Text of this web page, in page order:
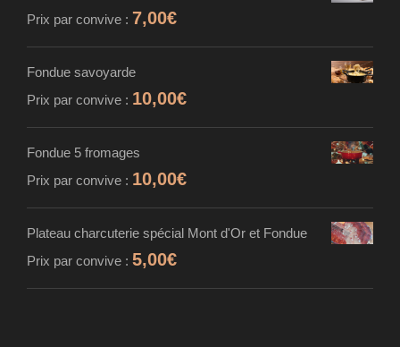
Prix par convive : 7,00€
Fondue savoyarde
Prix par convive : 10,00€
Fondue 5 fromages
Prix par convive : 10,00€
Plateau charcuterie spécial Mont d'Or et Fondue
Prix par convive : 5,00€